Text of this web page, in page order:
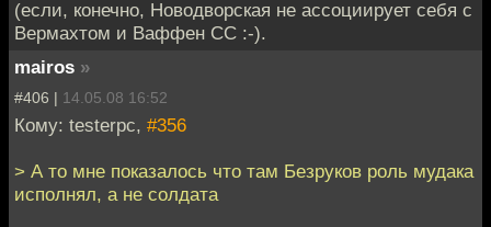
(если, конечно, Новодворская не ассоциирует себя с
Вермахтом и Ваффен СС :-).
mairos »
#406 | 14.05.08 16:52
Кому: testerpc, #356
> А то мне показалось что там Безруков роль мудака
исполнял, а не солдата